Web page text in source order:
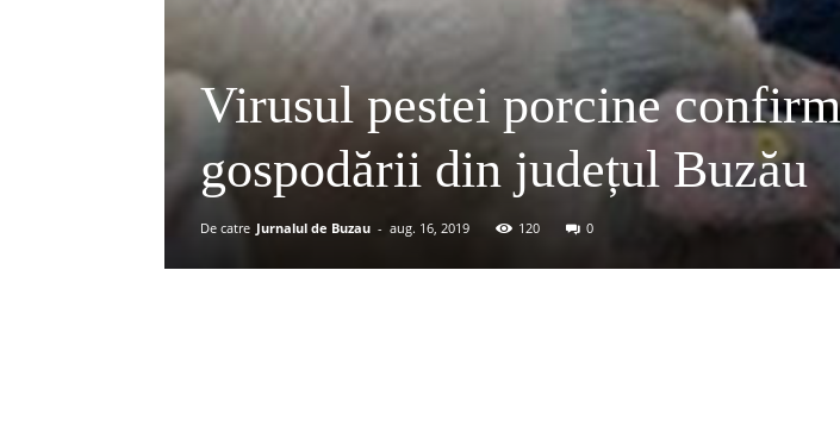
Virusul pestei porcine
gospodării din județul Buzău
De catre Jurnalul de Buzau - aug. 16, 2019 120 0